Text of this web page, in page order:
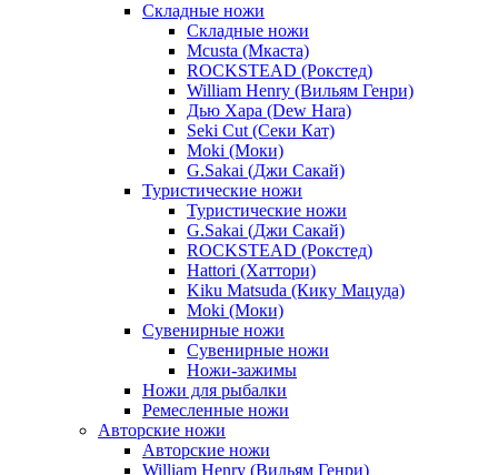
Складные ножи
Складные ножи
Mcusta (Мкаста)
ROCKSTEAD (Рокстед)
William Henry (Вильям Генри)
Дью Хара (Dew Hara)
Seki Cut (Секи Кат)
Moki (Моки)
G.Sakai (Джи Сакай)
Туристические ножи
Туристические ножи
G.Sakai (Джи Сакай)
ROCKSTEAD (Рокстед)
Hattori (Хаттори)
Kiku Matsuda (Кику Мацуда)
Moki (Моки)
Сувенирные ножи
Сувенирные ножи
Ножи-зажимы
Ножи для рыбалки
Ремесленные ножи
Авторские ножи
Авторские ножи
William Henry (Вильям Генри)